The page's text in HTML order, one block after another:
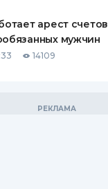
арест счетов
мужчин
14109